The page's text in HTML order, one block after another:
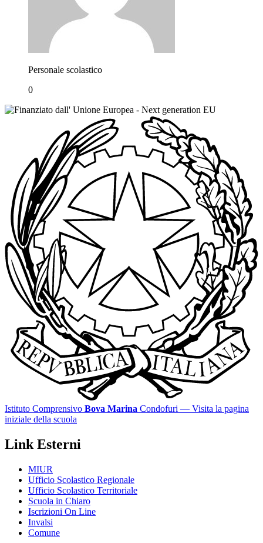
Personale scolastico
0
Istituto Comprensivo Bova Marina Condofuri — Visita la pagina
iniziale della scuola
Link Esterni
MIUR
Ufficio Scolastico Regionale
Ufficio Scolastico Territoriale
Scuola in Chiaro
Iscrizioni On Line
Invalsi
Comune